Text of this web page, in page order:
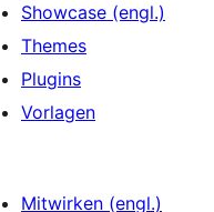
Showcase (engl.)
Themes
Plugins
Vorlagen
Mitwirken (engl.)